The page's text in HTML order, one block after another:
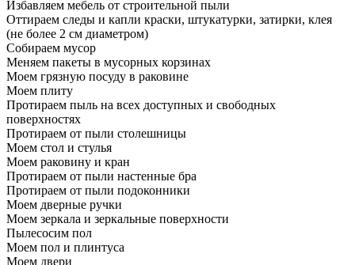
Избавляем мебель от строительной пыли
Оттираем следы и капли краски, штукатурки, затирки, клея
(не более 2 см диаметром)
Собираем мусор
Меняем пакеты в мусорных корзинах
Моем грязную посуду в раковине
Моем плиту
Протираем пыль на всех доступных и свободных
поверхностях
Протираем от пыли столешницы
Моем стол и стулья
Моем раковину и кран
Протираем от пыли настенные бра
Протираем от пыли подоконники
Моем дверные ручки
Моем зеркала и зеркальные поверхности
Пылесосим пол
Моем пол и плинтуса
Моем двери